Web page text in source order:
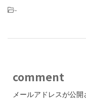
-
comment
メールアドレスが公開